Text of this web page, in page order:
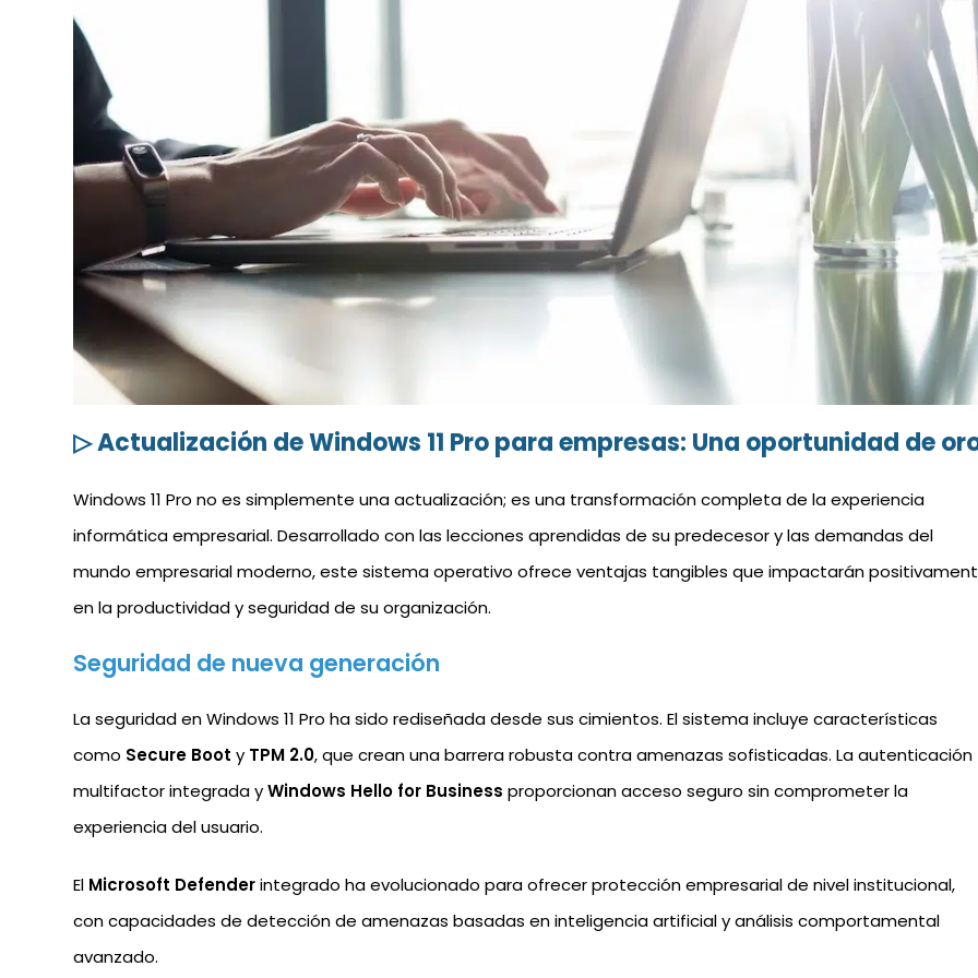
▷ Actualización de Windows 11 Pro para empresas: Una oportunidad de
Windows 11 Pro no es simplemente una actualización; es una transformación completa de la experiencia
informática empresarial. Desarrollado con las lecciones aprendidas de su predecesor y las demandas del
mundo empresarial moderno, este sistema operativo ofrece ventajas tangibles que impactarán
en la productividad y seguridad de su organización.
Seguridad de nueva generación
La seguridad en Windows 11 Pro ha sido rediseñada desde sus cimientos. El sistema incluye características
como Secure Boot y TPM 2.0, que crean una barrera robusta contra amenazas sofisticadas. La autenticación
multifactor integrada yWindows Hello for Business proporcionan acceso seguro sin comprometer la
experiencia del usuario.
El Microsoft Defenderintegrado ha evolucionado para ofrecer protección empresarial de nivel institucional,
con capacidades de detección de amenazas basadas en inteligencia artificial y análisis comportamental
avanzado.